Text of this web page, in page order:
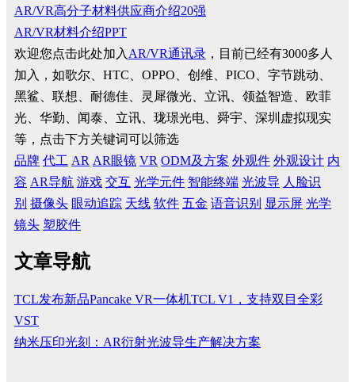
AR/VR高分子材料供应商介绍20强
AR/VR材料介绍PPT
欢迎您点击此处加入 AR/VR通讯录 ，目前已经有3000多人
加入，如歌尔、HTC、OPPO、创维、PICO、字节跳动、
黑鲨、联想、耐德佳、灵犀微光、立讯、领益智造、欧菲
光、华勤、闻泰、立讯、珑璟光电、舜宇、深圳虚拟现实
等，点击下方关键词可以筛选
品牌 代工 AR AR眼镜 VR ODM及方案 外观件 外观设计 内
容 AR导航 游戏 交互 光学元件 智能终端 光波导 人脸识
别 摄像头 眼动追踪 天线 软件 五金 语音识别 显示屏 光学
镜头 塑胶件
文章导航
TCL发布新品Pancake VR一体机TCL V1，支持双目全彩
VST
纳米压印光刻：AR衍射光波导生产解决方案